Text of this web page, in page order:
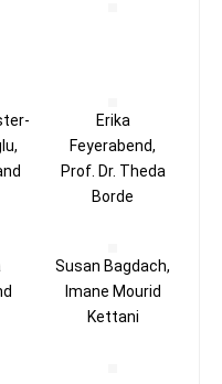
Erika
Feyerabend,
Prof. Dr. Theda
Borde
Susan Bagdach,
Imane Mourid
Kettani